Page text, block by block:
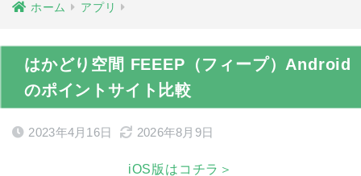
ホーム アプリ
はかどり空間 FEEEP（フィープ）Android
のポイントサイト比較
2023年4月16日 2026年8月9日
iOS版はコチラ＞